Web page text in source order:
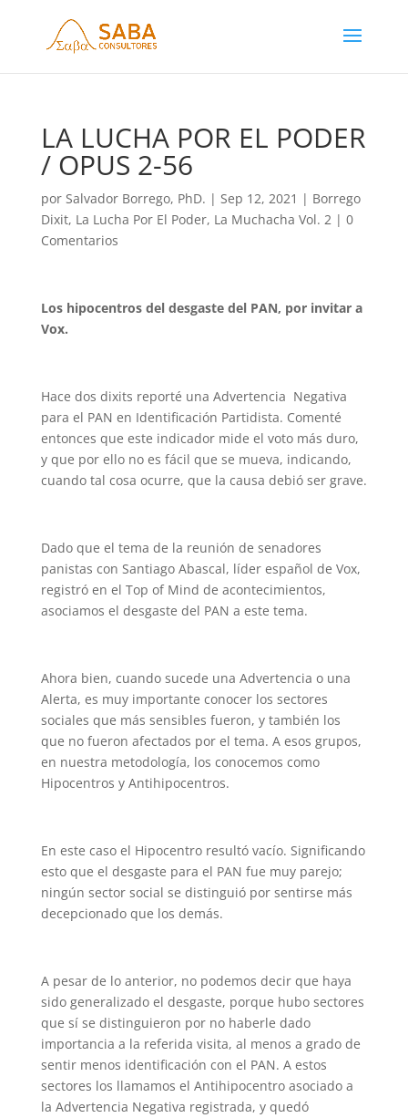
LA LUCHA POR EL PODER
/ OPUS 2-56
por Salvador Borrego, PhD. | Sep 12, 2021 | Borrego
Dixit, La Lucha Por El Poder, La Muchacha Vol. 2| 0
Comentarios
Los hipocentros del desgaste del PAN, por invitar a
Vox.
Hace dos dixits reporté una Advertencia Negativa
para el PAN en Identificación Partidista. Comenté
entonces que este indicador mide el voto más duro,
y que por ello no es fácil que se mueva, indicando,
cuando tal cosa ocurre, que la causa debió ser grave.
Dado que el tema de la reunión de senadores
panistas con Santiago Abascal, líder español de Vox,
registró en el Top of Mind de acontecimientos,
asociamos el desgaste del PAN a este tema.
Ahora bien, cuando sucede una Advertencia o una
Alerta, es muy importante conocer los sectores
sociales que más sensibles fueron, y también los
que no fueron afectados por el tema. A esos grupos,
en nuestra metodología, los conocemos como
Hipocentros y Antihipocentros.
En este caso el Hipocentro resultó vacío. Significando
esto que el desgaste para el PAN fue muy parejo;
ningún sector social se distinguió por sentirse más
decepcionado que los demás.
A pesar de lo anterior, no podemos decir que haya
sido generalizado el desgaste, porque hubo sectores
que sí se distinguieron por no haberle dado
importancia a la referida visita, al menos a grado de
sentir menos identificación con el PAN. A estos
sectores los llamamos el Antihipocentro asociado a
la Advertencia Negativa registrada, y quedó